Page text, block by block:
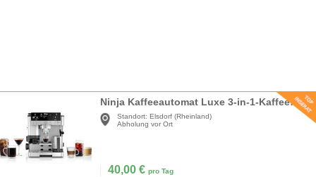
Ninja Kaffeeautomat Luxe 3-in-1-Kaffeemaschine mit Mahlwerk und Aufschäumer für Latte Cappuccino
Standort: Elsdorf (Rheinland)
Abholung vor Ort
40,00 € pro Tag